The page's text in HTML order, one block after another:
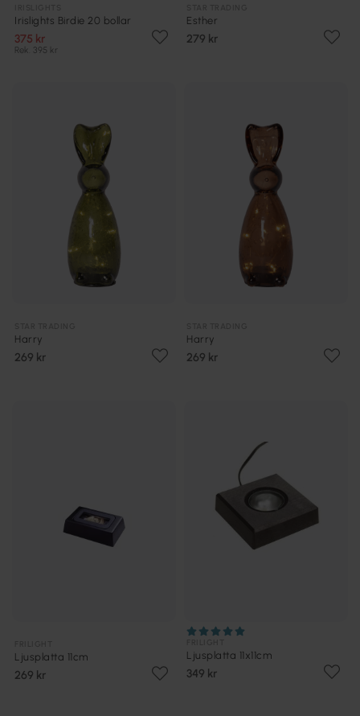
Irislights Birdie 20 bollar
375 kr
Rek. 395 kr
Esther
279 kr
Harry
269 kr
Harry
269 kr
Ljusplatta 11cm
269 kr
Ljusplatta 11x11cm
349 kr